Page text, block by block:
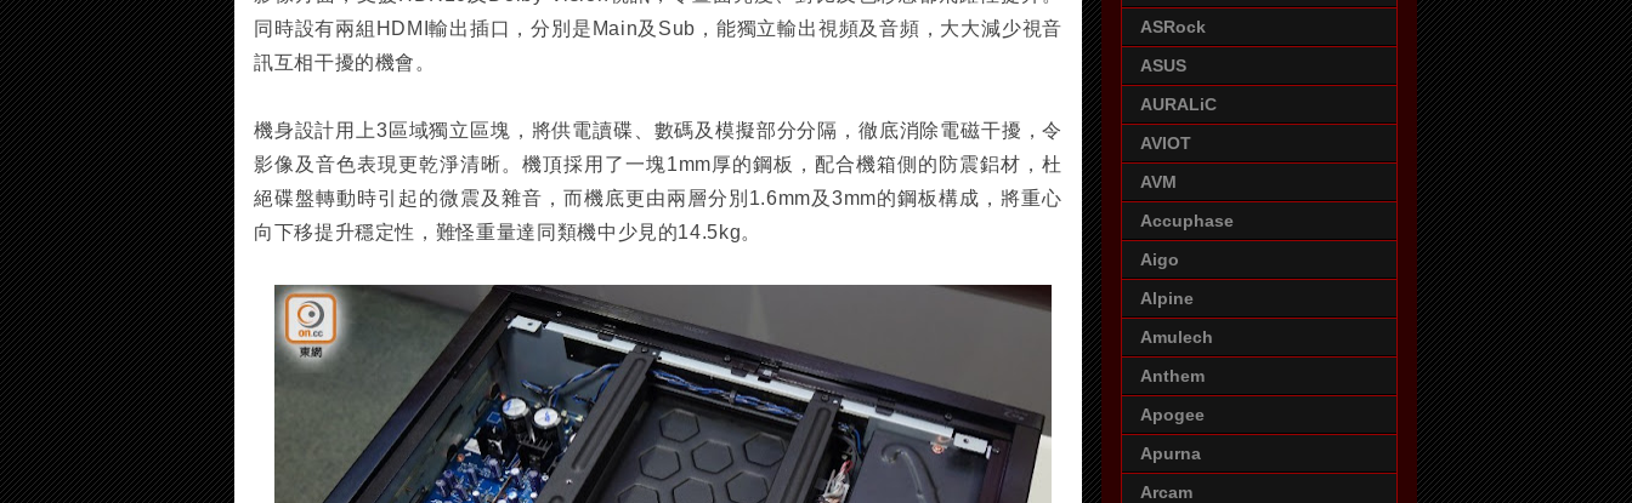
同時設有兩組HDMI輸出插口，分別是Main及Sub，能獨立輸出視頻及音頻，大大減少視音
訊互相干擾的機會。
機身設計用上3區域獨立區塊，將供電讀碟、數碼及模擬部分分隔，徹底消除電磁干擾，令
影像及音色表現更乾淨清晰。機頂採用了一塊1mm厚的鋼板，配合機箱側的防震鋁材，杜
絕碟盤轉動時引起的微震及雜音，而機底更由兩層分別1.6mm及3mm的鋼板構成，將重心
向下移提升穩定性，難怪重量達同類機中少見的14.5kg。
ASRock
ASUS
AURALiC
AVIOT
AVM
Accuphase
Aigo
Alpine
Amulech
Anthem
Apogee
Apurna
Arcam